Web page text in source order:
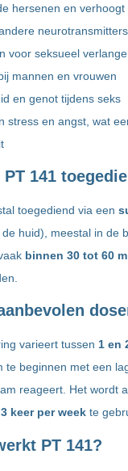
hersenen en verhoogt
voor seksueel
mannen en vrouwen
en genot tijdens seks
stress en angst, wat
141
toegediend via een
huid), meestal in de
binnen 30 tot 60
varieert tussen1 en
te beginnen met een
reageert. Het wordt
3 keer per week te
PT 141?